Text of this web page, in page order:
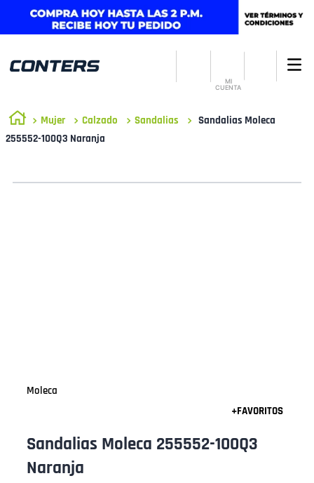
MI
CUENTA
Mujer Calzado Sandalias
Sandalias Moleca
255552-100Q3 Naranja
Moleca
Sandalias Moleca 255552-100Q3
Naranja